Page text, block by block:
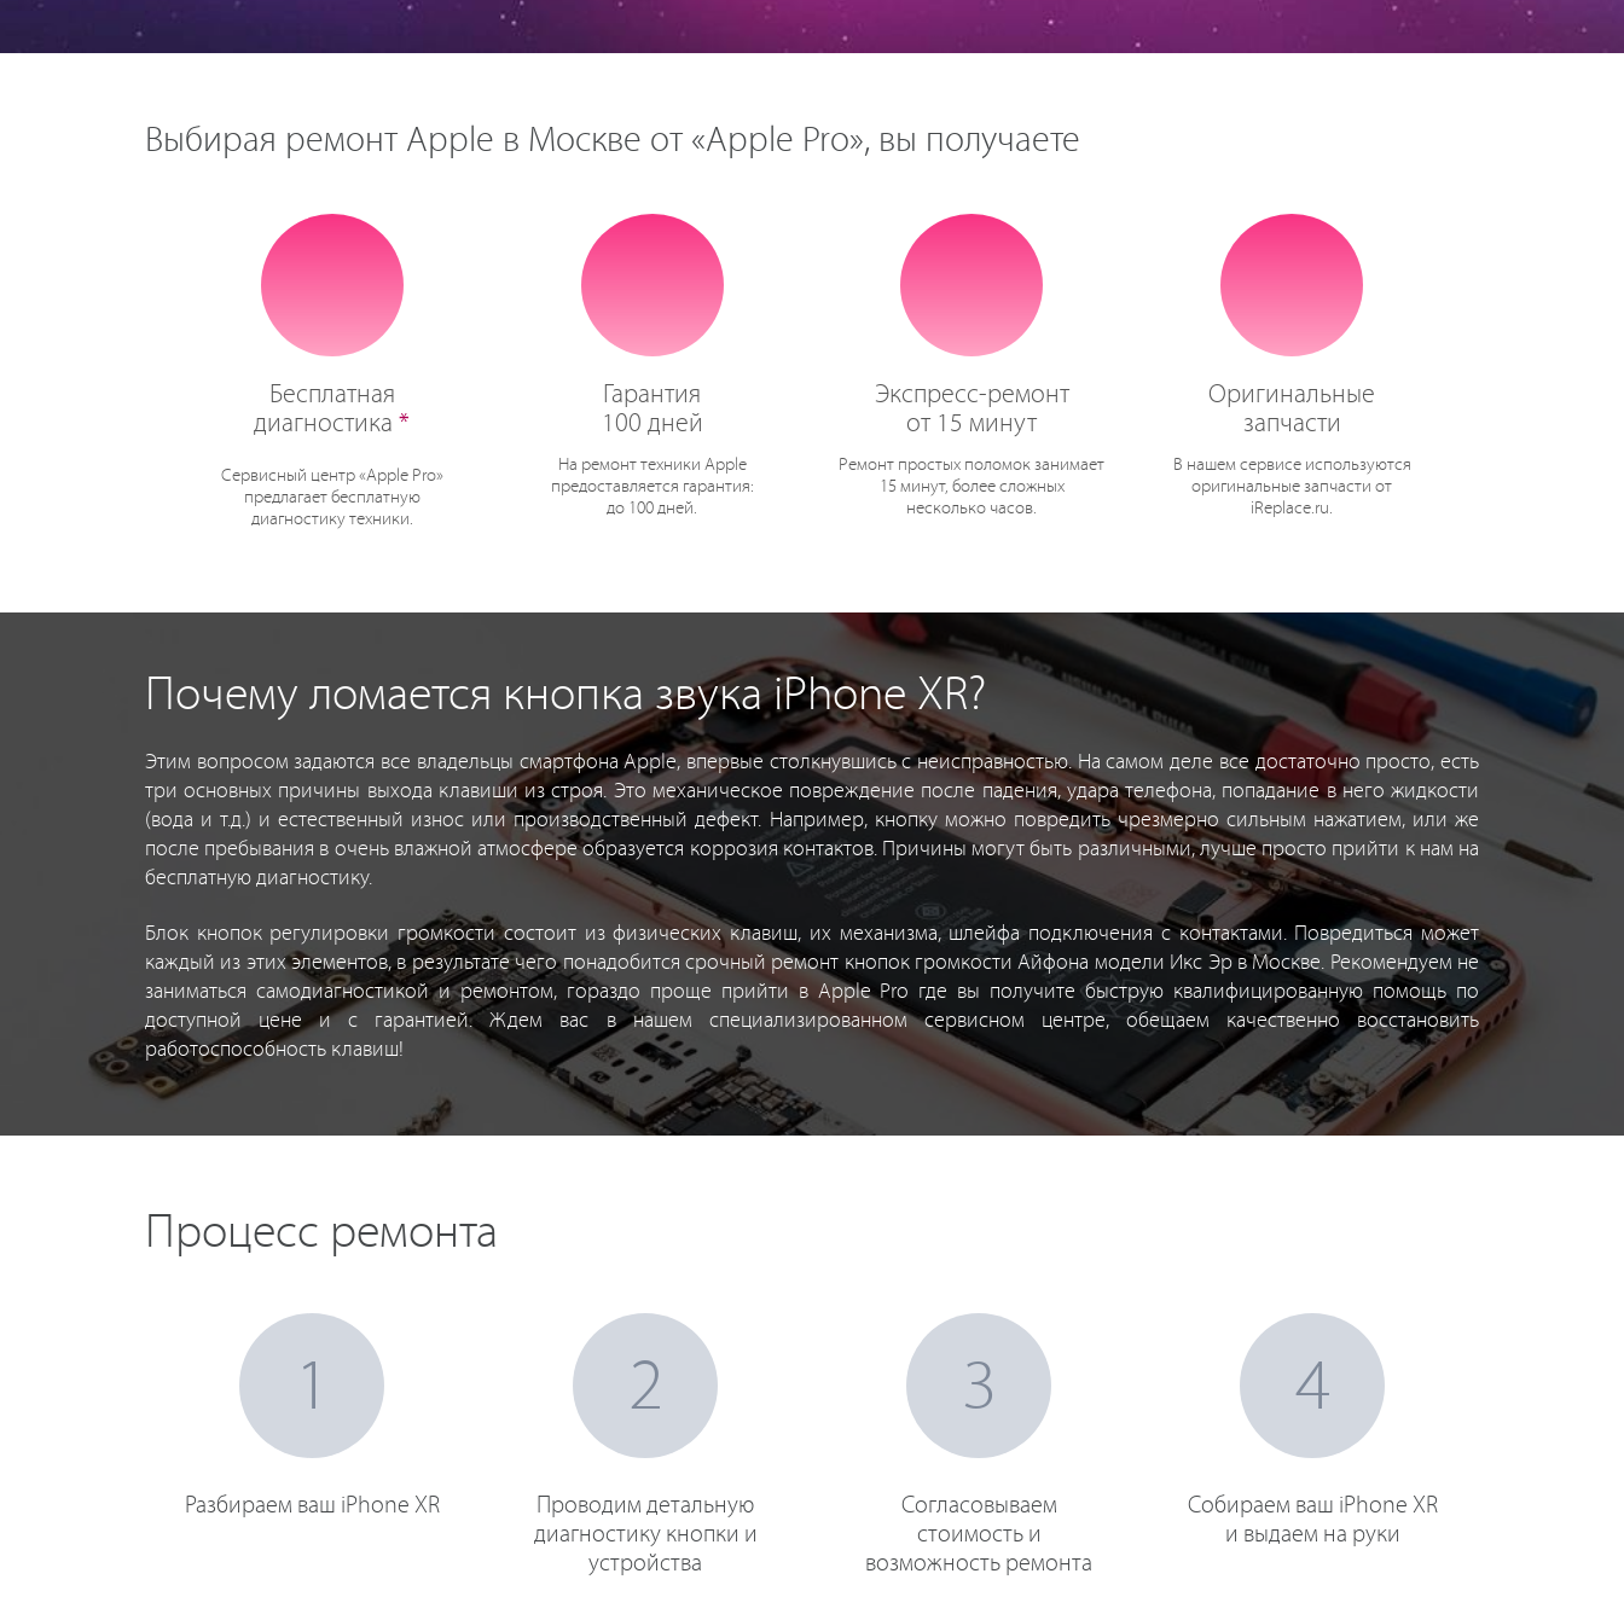
Выбирая ремонт Apple в Москве от «Apple Pro», вы получаете
Бесплатная
диагностика*
Сервисный центр «Apple Pro»
предлагает бесплатную
диагностику техники.
Гарантия
100 дней
На ремонт техники Apple
предоставляется гарантия:
до 100 дней.
Экспресс-ремонт
от 15 минут
Ремонт простых поломок занимает
15 минут, более сложных
несколько часов.
Оригинальные
запчасти
В нашем сервисе используются
оригинальные запчасти от
iReplace.ru.
Почему ломается кнопка звука iPhone XR?
Этим вопросом задаются все владельцы смартфона Apple, впервые столкнувшись с неисправностью. На самом деле все достаточно просто, есть
три основных причины выхода клавиши из строя. Это механическое повреждение после падения, удара телефона, попадание в него жидкости
(вода и т.д.) и естественный износ или производственный дефект. Например, кнопку можно повредить чрезмерно сильным нажатием, или же
после пребывания в очень влажной атмосфере образуется коррозия контактов. Причины могут быть различными, лучше просто прийти к нам на
бесплатную диагностику.
Блок кнопок регулировки громкости состоит из физических клавиш, их механизма, шлейфа подключения с контактами. Повредиться может
каждый из этих элементов, в результате чего понадобится срочный ремонт кнопок громкости Айфона модели Икс Эр в Москве. Рекомендуем не
заниматься самодиагностикой и ремонтом, гораздо проще прийти в Apple Pro где вы получите быструю квалифицированную помощь по
доступной цене и с гарантией. Ждем вас в нашем специализированном сервисном центре, обещаем качественно восстановить
работоспособность клавиш!
Процесс ремонта
1
Разбираем ваш iPhone XR
2
Проводим детальную
диагностику кнопки и
устройства
3
Согласовываем
стоимость и
возможность ремонта
4
Собираем ваш iPhone XR
и выдаем на руки